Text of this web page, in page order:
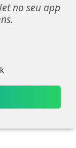
no seu app